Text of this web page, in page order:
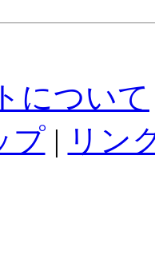
について
プ| リン